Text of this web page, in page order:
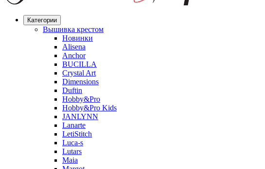
Категории
Вышивка крестом
Новинки
Alisena
Anchor
BUCILLA
Crystal Art
Dimensions
Duftin
Hobby&Pro
Hobby&Pro Kids
JANLYNN
Lanarte
LetiStitch
Luca-s
Lutars
Maia